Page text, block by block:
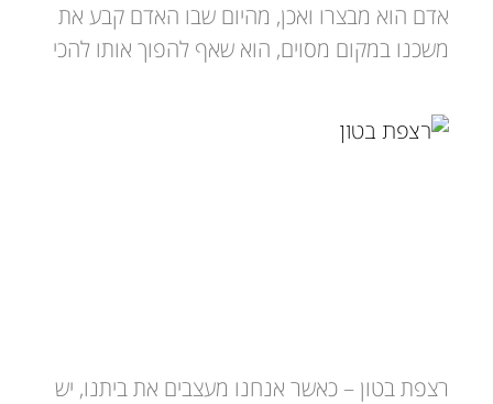
אדם הוא מבצרו ואכן, מהיום שבו האדם קבע את
משכנו במקום מסוים, הוא שאף להפוך אותו להכי
רצפת בטון – כאשר אנחנו מעצבים את ביתנו, יש